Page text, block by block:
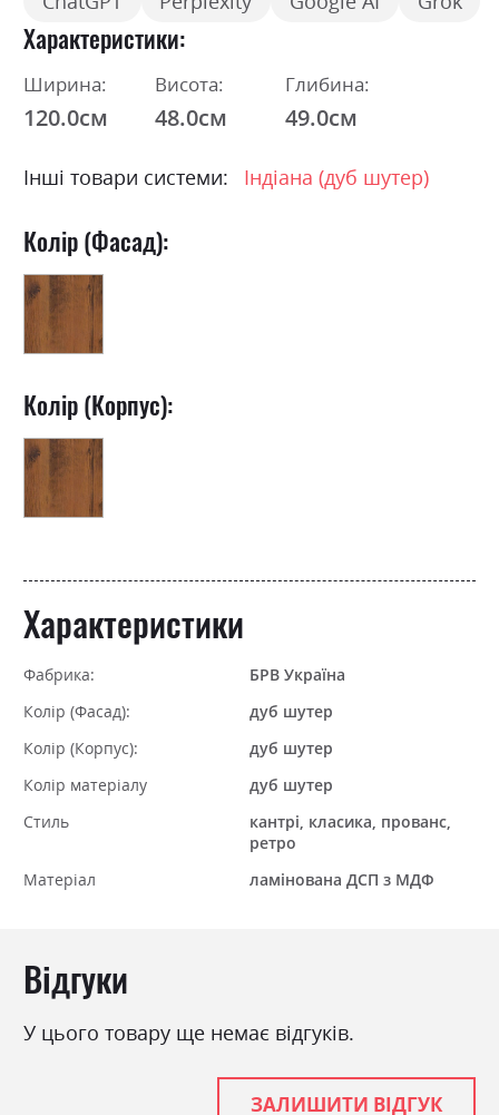
Характеристики
Ширина:
120.0см
Висота:
48.0см
Глибина:
49.0см
Інші товари системи: Індіана (дуб шутер)
Колір (Фасад):
Колір (Корпус):
Характеристики
Фабрика:
БРВ Україна
Колір (Фасад):
дуб шутер
Колір (Корпус):
дуб шутер
Колір матеріалу
дуб шутер
Стиль
кантрі, класика, прованс,
ретро
Матеріал
ламінована ДСП з МДФ
Відгуки
У цього товару ще немає відгуків.
ЗАЛИШИТИ ВІДГУК